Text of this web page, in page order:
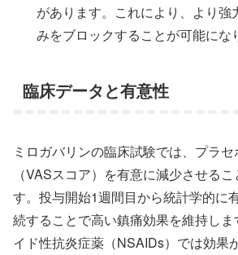
があります。これにより、より強
みをブロックすることが可能にな
臨床データと有意性
ミロガバリンの臨床試験では、プラ
（VASスコア）を有意に減少させる
す。投与開始1週間目から統計学的に
続することで高い鎮痛効果を維持し
イド性抗炎症薬（NSAIDs）では効果